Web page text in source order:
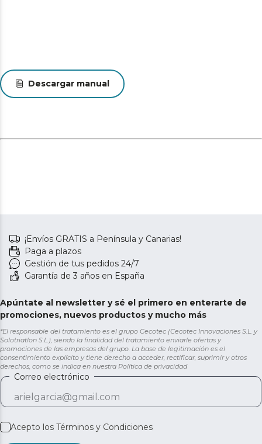
Descargar manual
¡Envíos GRATIS a Península y Canarias!
Paga a plazos
Gestión de tus pedidos 24/7
Garantía de 3 años en España
Apúntate al newsletter y sé el primero en enterarte de
promociones, nuevos productos y mucho más
*El responsable del tratamiento es el grupo Cecotec (Cecotec Innovaciones S.L. y
Solotriatlon S.L.), siendo la finalidad del tratamiento enviarle ofertas y
promociones de las empresas del grupo. La base de legitimación es el
consentimiento explícito y tiene derecho a acceder, rectificar, suprimir y otros
derechos, como se indica en nuestra Política de privacidad
Correo electrónico
Acepto los Términos y Condiciones